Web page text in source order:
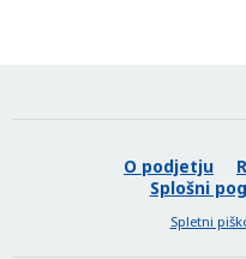
O podjetju
Splošni
Spletni